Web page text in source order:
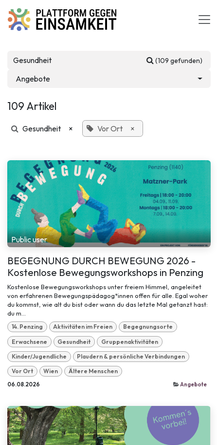
Zum Inhalt springen
Angebote
(109 gefunden)
109 Artikel
Gesundheit × Vor Ort ×
Public user
BEGEGNUNG DURCH BEWEGUNG 2026 -
Kostenlose Bewegungsworkshops in Penzing
Kostenlose Bewegungsworkshops unter freiem Himmel, angeleitet
von erfahrenen Bewegungspädagog*innen offen für alle. Egal woher
du kommst, wie alt du bist oder wann du das letzte Mal getanzt hast:
du m...
14. Penzing Aktivitäten im Freien Begegnungsorte
Erwachsene Gesundheit Gruppenaktivitäten
Kinder/Jugendliche Plaudern & persönliche Verbindungen
Vor Ort Wien Ältere Menschen
06.08.2026 Angebote